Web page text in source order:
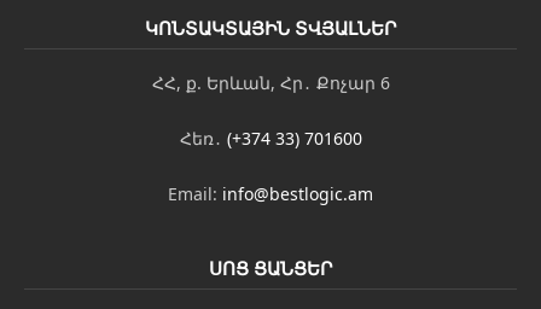
ԿՈՆՏԱԿՏԱՅԻՆ ՏՎՅԱԼՆԵՐ
ՀՀ, ք. Երևան, Հր․ Քոչար 6
Հեռ․ (+374 33) 701600
Email: info@bestlogic.am
ՍՈՑ ՑԱՆՑԵՐ